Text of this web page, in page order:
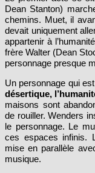
Le premier acte se
Dean Stanton)
chemins. Muet, il
devait uniquement
appartenir à
frère Walter (Dean
personnage presque
Un personnage qui
désertique,
maisons sont
de rouiller. Wenders
le personnage. Le
ces espaces infinis.
mise en parallèle
musique.